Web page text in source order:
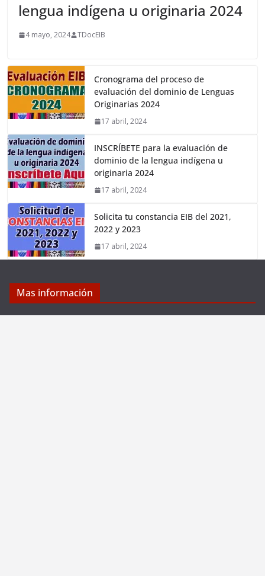
lengua indígena u originaria 2024
4 mayo, 2024 TDocEIB
Cronograma del proceso de
evaluación del dominio de Lenguas
Originarias 2024
17 abril, 2024
INSCRÍBETE para la evaluación de
dominio de la lengua indígena u
originaria 2024
17 abril, 2024
Solicita tu constancia EIB del 2021,
2022 y 2023
17 abril, 2024
Mas información